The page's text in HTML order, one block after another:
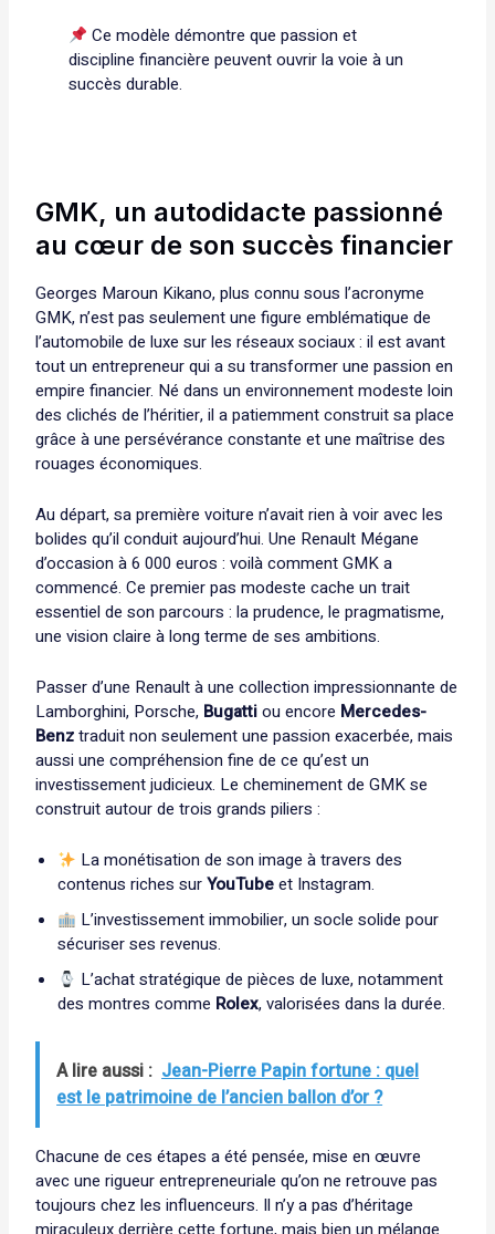
Ce modèle démontre que passion et
discipline financière peuvent ouvrir la voie à un
succès durable.
GMK, un autodidacte passionné
au cœur de son succès financier
Georges Maroun Kikano, plus connu sous l’acronyme
GMK, n’est pas seulement une figure emblématique de
l’automobile de luxe sur les réseaux sociaux : il est avant
tout un entrepreneur qui a su transformer une passion en
empire financier. Né dans un environnement modeste loin
des clichés de l’héritier, il a patiemment construit sa place
grâce à une persévérance constante et une maîtrise des
rouages économiques.
Au départ, sa première voiture n’avait rien à voir avec les
bolides qu’il conduit aujourd’hui. Une Renault Mégane
d’occasion à 6 000 euros : voilà comment GMK a
commencé. Ce premier pas modeste cache un trait
essentiel de son parcours : la prudence, le pragmatisme,
une vision claire à long terme de ses ambitions.
Passer d’une Renault à une collection impressionnante de
Lamborghini, Porsche, Bugattiou encore Mercedes-
Benztraduit non seulement une passion exacerbée, mais
aussi une compréhension fine de ce qu’est un
investissement judicieux. Le cheminement de GMK se
construit autour de trois grands piliers :
La monétisation de son image à travers des
contenus riches surYouTubeet Instagram.
L’investissement immobilier, un socle solide pour
sécuriser ses revenus.
L’achat stratégique de pièces de luxe, notamment
des montres comme Rolex, valorisées dans la durée.
A lire aussi : Jean-Pierre Papin fortune : quel
est le patrimoine de l’ancien ballon d’or ?
Chacune de ces étapes a été pensée, mise en œuvre
avec une rigueur entrepreneuriale qu’on ne retrouve pas
toujours chez les influenceurs. Il n’y a pas d’héritage